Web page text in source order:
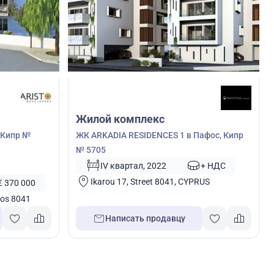
Кипр №
370 000
8041
Жилой комплекс
ЖК ARKADIA RESIDENCES 1 в Пафос, Кипр
№ 5705
IV квартал, 2022
+ НДС
Ikarou 17, Street 8041, CYPRUS
Написать продавцу